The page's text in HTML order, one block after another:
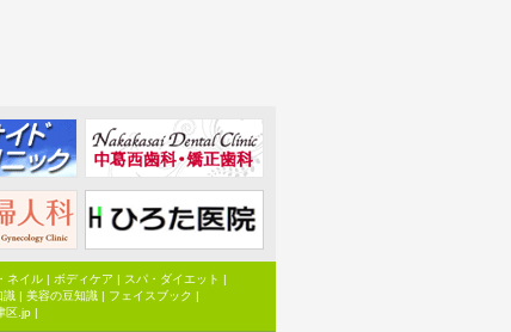
ネイル| ボディケア | スパ・ダイエット |
識| 美容の豆知識| フェイスブック |
区.jp |